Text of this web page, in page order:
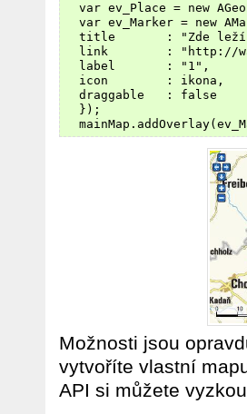
var ev_Place = new
var ev_Marker = new
title       : "Zde
link        : "http://
  label       : "1",
  icon        : ikona,
draggable   :
  });
Možnosti jsou
vytvoříte vlastní
API si můžete